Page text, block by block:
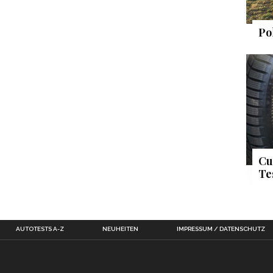
AUTOTESTS A-Z NEUHEITEN IMPRESSUM / DATENSCHUTZ